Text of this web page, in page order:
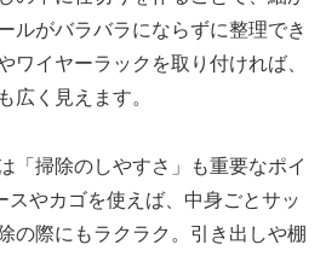
ルがバラバラにならずに整理でき
ワイヤーラックを取り付ければ、
広く見えます。
「掃除のしやすさ」も重要なポイ
スやカゴを使えば、中身ごとサッ
の際にもラクラク。引き出しや棚